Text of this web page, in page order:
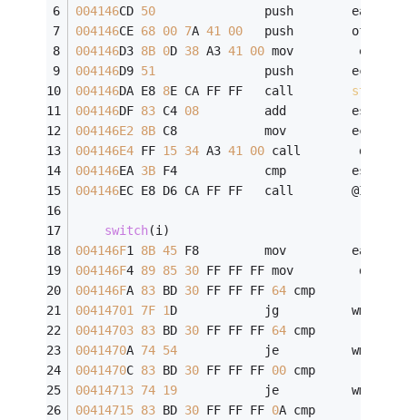
004146CD 50
               push        eax
004146CE 68 00 7A 41 00
   push        offset
004146D3 8B 0D 38 A3 41 00 mov
004146D9 51
               push        ecx
004146DA E8 8E CA FF FF   call std
004146DF 83 C4 08
         add         esp,
004146E2 8B C8            mov
004146E4 FF 15 34 A3 41 00 call        dword
004146EA 3B F4            cmp
004146EC E8 D6 CA FF FF   call        @ILT+
switch(i)
004146F1 8B 45 F8         mov
004146F4 89 85 30 FF FF FF mov         dword
004146FA 83 BD 30 FF FF FF 64 cmp
00414701 7F 1D            jg          wmain+
00414703 83 BD 30 FF FF FF 64 cmp
0041470A 74 54
            je          wmain+
0041470C 83 BD 30 FF FF FF 00 cmp
00414713 74 19
            je          wmain+
00414715 83 BD 30 FF FF FF 0A cmp